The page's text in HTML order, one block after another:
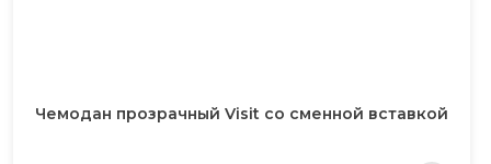
Чемодан прозрачный Visit со сменной вставкой